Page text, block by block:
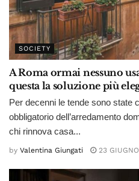
SOCIETY
A Roma ormai nessuno
questa la soluzione più
Per decenni le tende sono state
obbligatorio dell’arredamento
chi rinnova casa...
by Valentina Giungati 23